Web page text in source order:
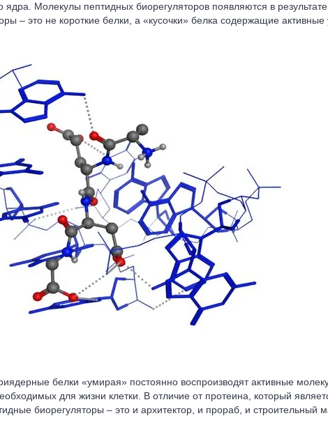
ядра. Молекулы пептидных биорегуляторов появляются в
– это не короткие белки, а «кусочки» белка содержащие
белки «умирая» постоянно воспроизводят активные
для жизни клетки. В отличие от протеина, который
биорегуляторы – это и архитектор, и прораб, и строительный